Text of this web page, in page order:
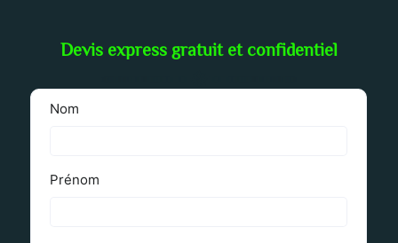
Devis express gratuit et confidentiel